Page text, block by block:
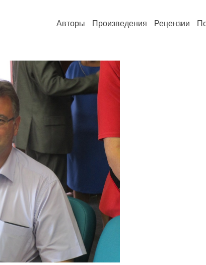
Авторы Произведения Рецензии